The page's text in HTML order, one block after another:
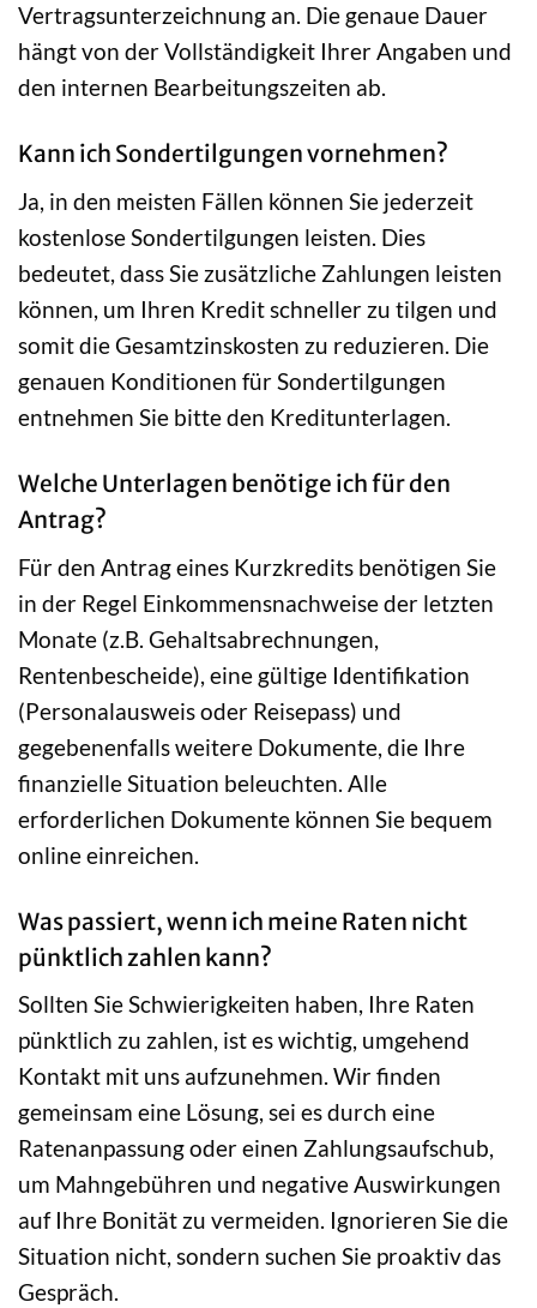
Vertragsunterzeichnung an. Die genaue Dauer
hängt von der Vollständigkeit Ihrer Angaben und
den internen Bearbeitungszeiten ab.
Kann ich Sondertilgungen vornehmen?
Ja, in den meisten Fällen können Sie jederzeit
kostenlose Sondertilgungen leisten. Dies
bedeutet, dass Sie zusätzliche Zahlungen leisten
können, um Ihren Kredit schneller zu tilgen und
somit die Gesamtzinskosten zu reduzieren. Die
genauen Konditionen für Sondertilgungen
entnehmen Sie bitte den Kreditunterlagen.
Welche Unterlagen benötige ich für den
Antrag?
Für den Antrag eines Kurzkredits benötigen Sie
in der Regel Einkommensnachweise der letzten
Monate (z.B. Gehaltsabrechnungen,
Rentenbescheide), eine gültige Identifikation
(Personalausweis oder Reisepass) und
gegebenenfalls weitere Dokumente, die Ihre
finanzielle Situation beleuchten. Alle
erforderlichen Dokumente können Sie bequem
online einreichen.
Was passiert, wenn ich meine Raten nicht
pünktlich zahlen kann?
Sollten Sie Schwierigkeiten haben, Ihre Raten
pünktlich zu zahlen, ist es wichtig, umgehend
Kontakt mit uns aufzunehmen. Wir finden
gemeinsam eine Lösung, sei es durch eine
Ratenanpassung oder einen Zahlungsaufschub,
um Mahngebühren und negative Auswirkungen
auf Ihre Bonität zu vermeiden. Ignorieren Sie die
Situation nicht, sondern suchen Sie proaktiv das
Gespräch.